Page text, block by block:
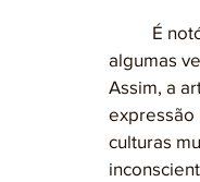
algumas
Assim, a
expressão
culturas